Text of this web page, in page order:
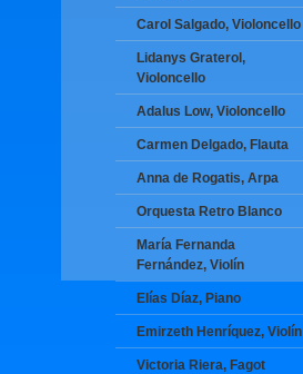
Carol Salgado, Violoncello
Lidanys Graterol,
Violoncello
Adalus Low, Violoncello
Carmen Delgado, Flauta
Anna de Rogatis, Arpa
Orquesta Retro Blanco
María Fernanda
Fernández, Violín
Elías Díaz, Piano
Emirzeth Henríquez, Violín
Victoria Riera, Fagot